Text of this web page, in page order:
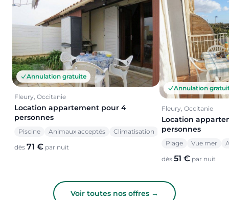
Annulation gratuite
Fleury, Occitanie
Location appartement pour 4
personnes
Piscine Animaux acceptés Climatisation
dès 71 € par nuit
Annulation
Fleury, Occitanie
Location
personnes
Plage Vue mer
dès 51 € par nuit
Voir toutes nos offres →